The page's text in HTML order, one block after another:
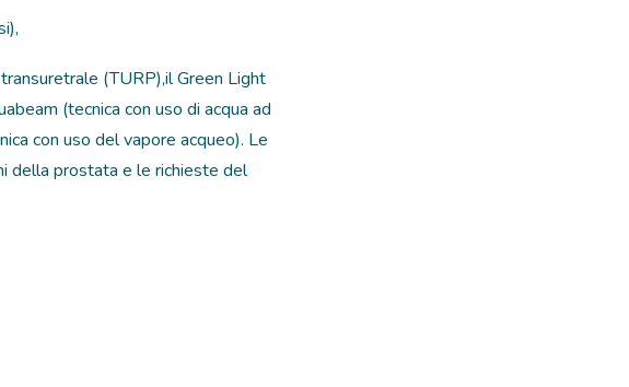
(TURP),il Green Light
(tecnica con uso di acqua ad
con uso del vapore acqueo). Le
della prostata e le richieste del